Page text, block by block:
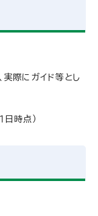
際にガイド等とし
時点）